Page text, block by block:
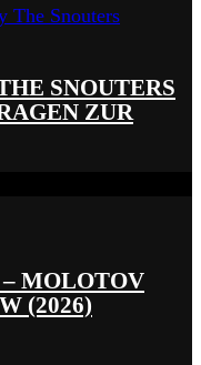
SNOUTERS
ZUR
– MOLOTOV
(2026)